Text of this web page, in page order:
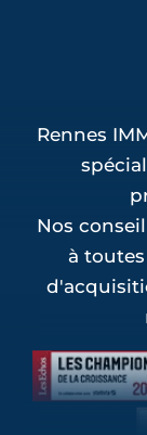
Rennes
Nos
à